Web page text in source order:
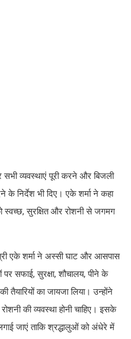
सभी व्यवस्थाएं पूरी करने और बिजली
निर्देश भी दिए। एके शर्मा ने कहा
स्वच्छ, सुरक्षित और रोशनी से जगमग
एके शर्मा ने अस्सी घाट और आसपास
पर सफाई, सुरक्षा, शौचालय, पीने के
तैयारियों का जायजा लिया। उन्होंने
की व्यवस्था होनी चाहिए। इसके
जाएं ताकि श्रद्धालुओं को अंधेरे में